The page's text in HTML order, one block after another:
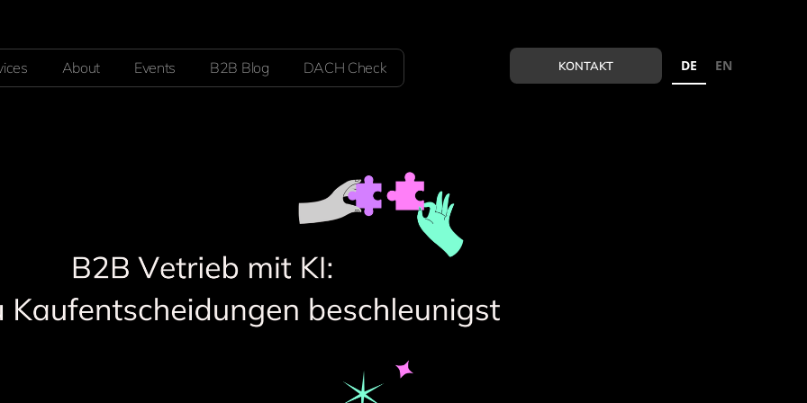
About Events B2B Blog DACH Check DE EN
KONTAKT